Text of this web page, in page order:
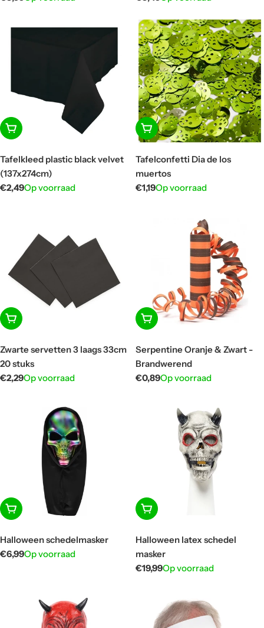
In winkelwagen
Tafelkleed plastic black velvet
(137x274cm)
Normale
€2,49Op voorraad
In winkelwagen
Tafelconfetti Dia de los
muertos
Normale
€1,19Op voorraad
In winkelwagen
Zwarte servetten 3 laags 33cm
20 stuks
Normale
€2,29Op voorraad
In winkelwagen
Serpentine Oranje & Zwart -
Brandwerend
Normale
€0,89Op voorraad
In winkelwagen
Halloween schedelmasker
Normale
€6,99Op voorraad
In winkelwagen
Halloween latex schedel
masker
Normale
€19,99Op voorraad